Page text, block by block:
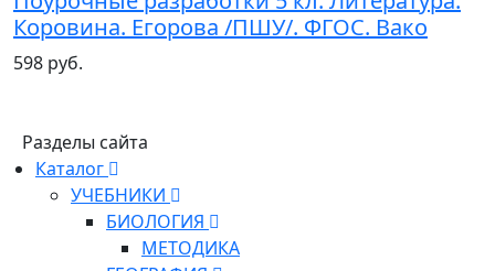
Коровина. Егорова /ПШУ/. ФГОС. Вако
598 руб.
Разделы сайта
Каталог
УЧЕБНИКИ
БИОЛОГИЯ
МЕТОДИКА